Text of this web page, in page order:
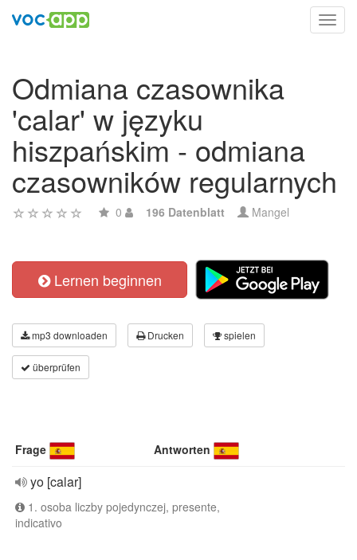
Odmiana czasownika
'calar' w języku
hiszpańskim - odmiana
czasowników regularnych
0 196 Datenblatt Mangel
Lernen beginnen
mp3 downloaden Drucken spielen
überprüfen
Frage Antworten
yo [calar]
1. osoba liczby pojedynczej, presente,
indicativo